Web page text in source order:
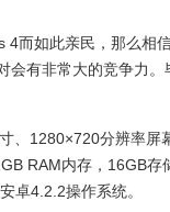
如此亲民，那么相
有非常大的竞争力
1280×720分辨率屏
RAM内存，16GB
卓4.2.2操作系统。